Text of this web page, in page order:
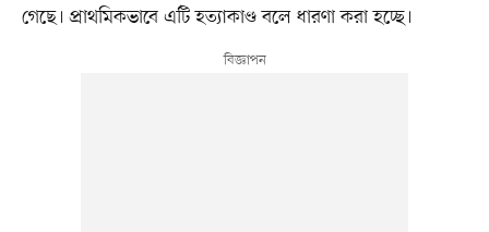
গেছে। প্রাথমিকভাবে এটি হত্যাকাণ্ড বলে ধারণা করা হচ্ছে।